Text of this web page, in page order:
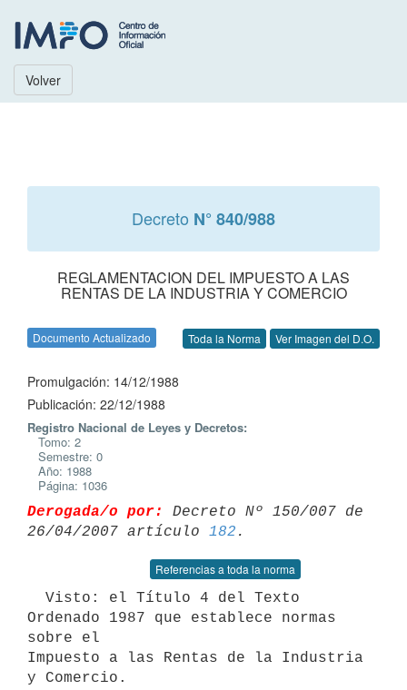
Volver
Decreto N° 840/988
REGLAMENTACION DEL IMPUESTO A LAS
RENTAS DE LA INDUSTRIA Y COMERCIO
Documento Actualizado Toda la Norma Ver Imagen del D.O.
Promulgación: 14/12/1988
Publicación: 22/12/1988
Registro Nacional de Leyes y Decretos:
Tomo: 2
Semestre: 0
Año: 1988
Página: 1036
Derogada/o por:
Decreto Nº 150/007 de
26/04/2007 artículo 182
Referencias a toda la norma
Ordenado 1987 que establece normas
sobre el
Impuesto a las Rentas de la Industria
y Comercio.